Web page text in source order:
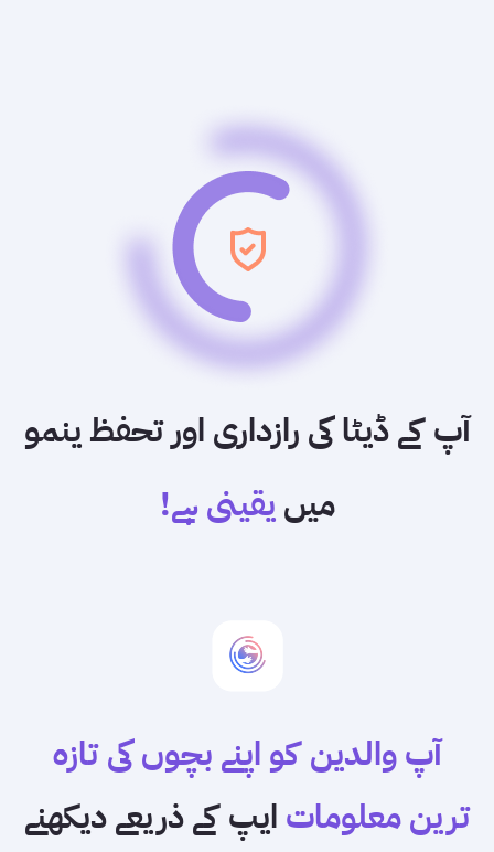
آپ کے ڈیٹا کی رازداری اور تحفظ ینمو
میں یقینی ہے!
آپ والدین کو اپنے بچوں کی تازہ
ترین معلومات ایپ کے ذریعے دیکھنے